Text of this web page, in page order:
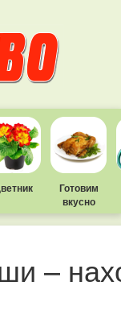
Готовим
вкусно
–